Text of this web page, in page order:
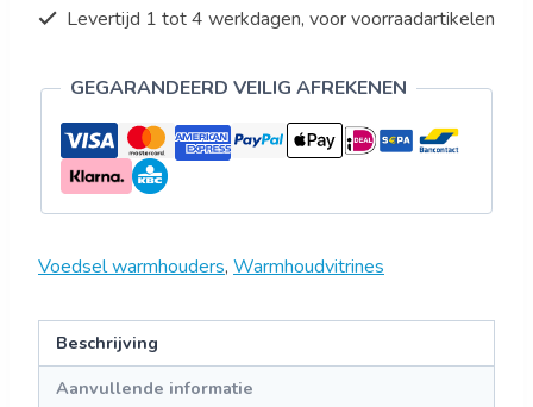
Levertijd 1 tot 4 werkdagen, voor voorraadartikelen
GEGARANDEERD VEILIG AFREKENEN
Voedsel warmhouders, Warmhoudvitrines
Beschrijving
Aanvullende informatie